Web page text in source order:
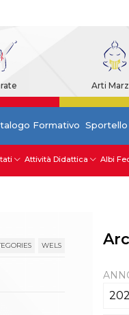
Arti
Formativo Sportello
Attività Didattica Albi
WELS